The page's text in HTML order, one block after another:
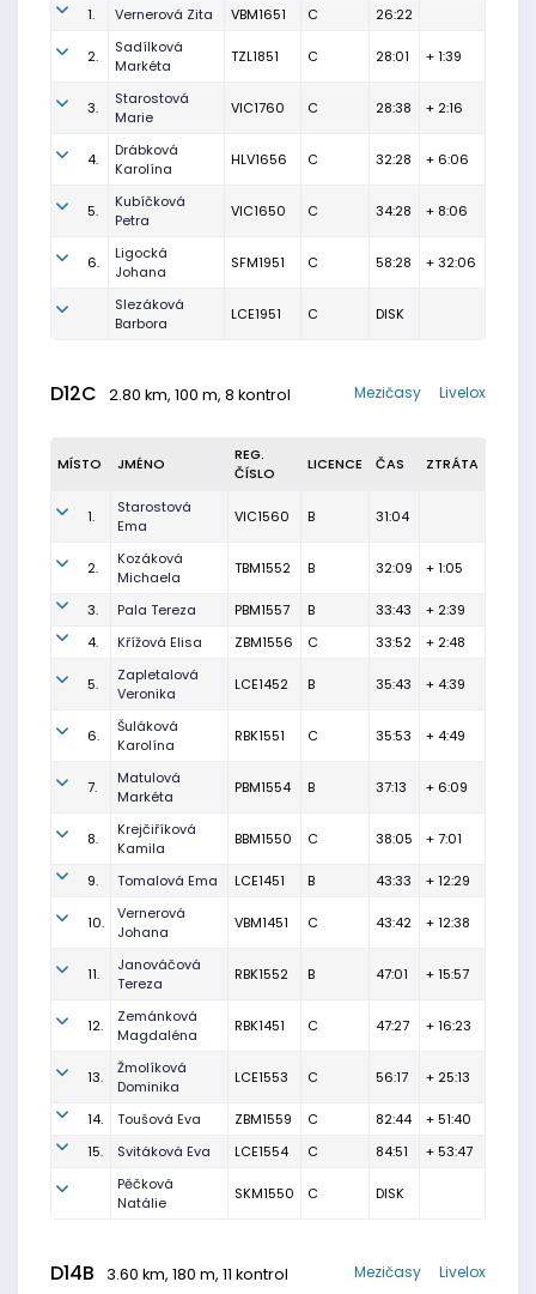
1. Vernerová Zita VBM1651 C 26:22
2.
Sadílková
Markéta
TZL1851 C 28:01 + 1:39
3.
Starostová
Marie
VIC1760 C 28:38 + 2:16
4.
Drábková
Karolína
HLV1656 C 32:28 + 6:06
5.
Kubíčková
Petra
VIC1650 C 34:28 + 8:06
6.
Ligocká
Johana
SFM1951 C 58:28 + 32:06
Slezáková
Barbora
LCE1951 C DISK
D12C 2.80 km, 100 m, 8 kontrol Livelox
Mezičasy
MÍSTO JMÉNO
REG.
ČÍSLO
LICENCE ČAS ZTRÁTA
1.
Starostová
Ema
VIC1560 B 31:04
2.
Kozáková
Michaela
TBM1552 B 32:09 + 1:05
3. Pala Tereza PBM1557 B 33:43
+ 2:39
4.
Křížová Elisa ZBM1556 C 33:52 + 2:48
5.
Zapletalová
Veronika
LCE1452 B 35:43 + 4:39
6.
Šuláková
Karolína
RBK1551 C 35:53 + 4:49
7.
Matulová
Markéta
PBM1554 B 37:13 + 6:09
8.
Krejčiříková
Kamila
BBM1550 C 38:05 + 7:01
9. Tomalová Ema LCE1451 B 43:33 + 12:29
10.
Vernerová
Johana
VBM1451 C 43:42 + 12:38
11.
Janováčová
Tereza
RBK1552 B 47:01 + 15:57
12.
Zemánková
Magdaléna
RBK1451 C 47:27 + 16:23
13.
Žmolíková
Dominika
LCE1553 C 56:17 + 25:13
14. Toušová Eva ZBM1559 C 82:44
+ 51:40
15.
Svitáková Eva LCE1554 C 84:51
+ 53:47
Pěčková
Natálie
SKM1550 C DISK
D14B 3.60 km, 180 m, 11 kontrol Livelox
Mezičasy